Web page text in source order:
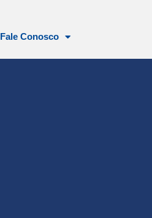
Fale Conosco